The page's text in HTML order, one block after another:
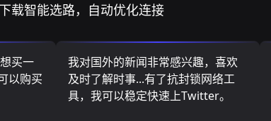
载智能选路，自动优化连接
买一
以购买
我对国外的新闻非常感兴趣，喜欢
及时了解时事...有了抗封锁网络工
具，我可以稳定快速上Twitter。